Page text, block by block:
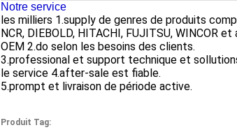
Notre service
les milliers 1.supply de genres de produits
NCR, DIEBOLD, HITACHI, FUJITSU, WINCOR et
OEM 2.do selon les besoins des clients.
3.professional et support technique et
le service 4.after-sale est fiable.
5.prompt et livraison de période active.
Produit Tag: